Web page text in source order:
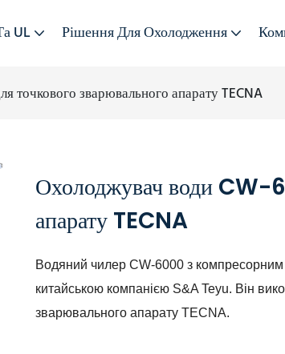
UL Рішення Для Охолодження
точкового зварювального апарату TECNA
Охолоджувач води CW-
апарату TECNA
Водяний чилер CW-6000 з
китайською компанією S&A Teyu. Він
зварювального апарату TECNA.